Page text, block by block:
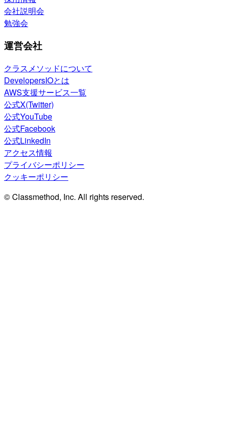
会社説明会
勉強会
運営会社
クラスメソッドについて
DevelopersIOとは
AWS支援サービス一覧
公式X(Twitter)
公式YouTube
公式Facebook
公式LinkedIn
アクセス情報
プライバシーポリシー
クッキーポリシー
© Classmethod, Inc. All rights reserved.